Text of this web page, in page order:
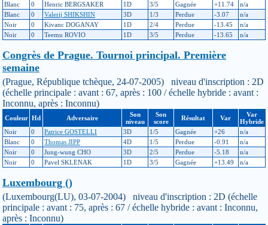
Blanc
0 Henric BERGSAKER 1D 3/5 Gagnée +11.74
n/a
Blanc
0 Valerij SHIKSHIN 3D 1/3 Perdue -3.07
n/a
Noir
0 Kivanc DOGANAY 1D 2/4 Perdue -13.45
n/a
Noir
0 Teemu ROVIO 1D 3/5 Perdue -13.65 n/a
Congrès de Prague. Tournoi principal. Première
semaine
(Prague, République tchèque, 24-07-2005) niveau d'inscription : 2D
(échelle principale : avant : 67, après : 100 / échelle hybride : avant :
Inconnu, après : Inconnu)
Couleur Hd Adversaire
Son
niveau
Son
score
Résultat Var
Var
Hybride
Noir
0 Patrice GOSTELLI 3D 1/5 Gagnée +26
n/a
Blanc
0 Thomas JIPP 4D 1/5 Perdue -0.91
n/a
Noir
0 Jung-wung CHO 3D 2/5 Perdue -5.18
n/a
Noir
0 Pavel SKLENAK 1D 3/5 Gagnée +13.49 n/a
Luxembourg ()
(Luxembourg(LU), 03-07-2004) niveau d'inscription : 2D (échelle
principale : avant : 75, après : 67 / échelle hybride : avant : Inconnu,
après : Inconnu)